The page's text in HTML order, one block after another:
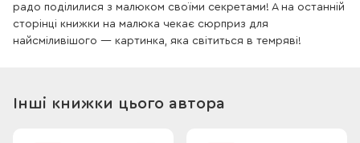
радо поділилися з малюком своїми секретами! А на останній
сторінці книжки на малюка чекає сюрприз для
найсміливішого — картинка, яка світиться в темряві!
Інші книжки цього автора